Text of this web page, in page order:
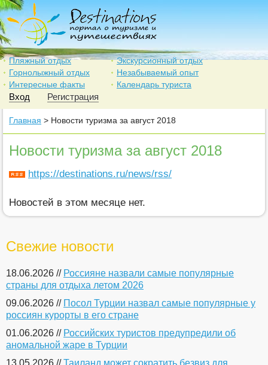
Пляжный отдых
Экскурсионный отдых
Горнолыжный отдых
Незабываемый опыт
Интересные факты
Календарь туриста
Вход Регистрация
Главная > Новости туризма за август 2018
Новости туризма за август 2018
https://destinations.ru/news/rss/
Новостей в этом месяце нет.
Свежие новости
18.06.2026 // Россияне назвали самые популярные
страны для отдыха летом 2026
09.06.2026 // Посол Турции назвал самые популярные у
россиян курорты в его стране
01.06.2026 // Российских туристов предупредили об
аномальной жаре в Турции
13.05.2026 //Таиланд может сократить безвиз для